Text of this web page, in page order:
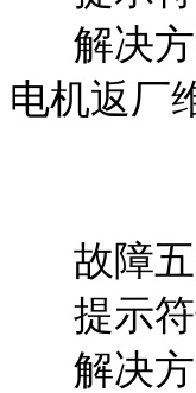
解决方
电机返厂
故障五:
提示符
解决方